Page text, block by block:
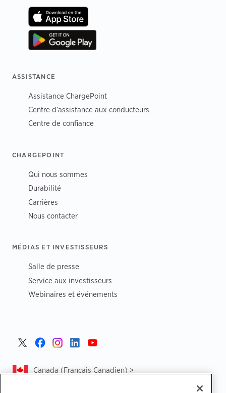
ASSISTANCE
Assistance ChargePoint
Centre d’assistance aux conducteurs
Centre de confiance
CHARGEPOINT
Qui nous sommes
Durabilité
Carrières
Nous contacter
MÉDIAS ET INVESTISSEURS
Salle de presse
Service aux investisseurs
Webinaires et événements
Canada (Français Canadien) >